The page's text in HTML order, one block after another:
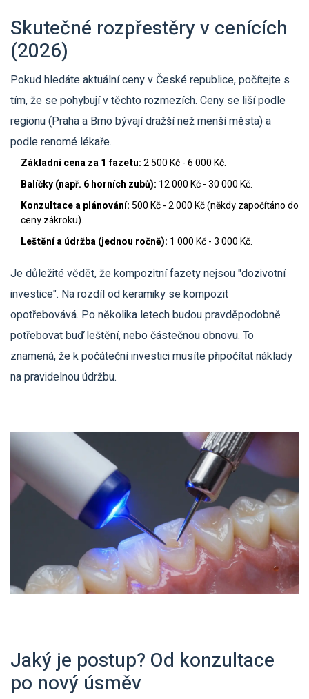
Skutečné rozpřestěry v cenících
(2026)
Pokud hledáte aktuální ceny v České republice, počítejte s
tím, že se pohybují v těchto rozmezích. Ceny se liší podle
regionu (Praha a Brno bývají dražší než menší města) a
podle renomé lékaře.
Základní cena za 1 fazetu:2 500 Kč - 6 000 Kč.
Balíčky (např. 6 horních zubů): 12 000 Kč - 30 000 Kč.
Konzultace a plánování:500 Kč - 2 000 Kč (někdy započítáno do
ceny zákroku).
Leštění a údržba (jednou ročně): 1 000 Kč - 3 000 Kč.
Je důležité vědět, že kompozitní fazety nejsou "dozivotní
investice". Na rozdíl od keramiky se kompozit
opotřebovává. Po několika letech budou pravděpodobně
potřebovat buď leštění, nebo částečnou obnovu. To
znamená, že k počáteční investici musíte připočítat náklady
na pravidelnou údržbu.
Jaký je postup? Od konzultace
po nový úsměv